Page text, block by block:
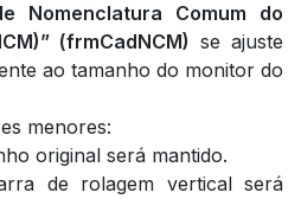
Nomenclatura Comum do
(frmCadNCM) se ajuste
ao tamanho do monitor do
menores:
original será mantido.
de rolagem vertical será